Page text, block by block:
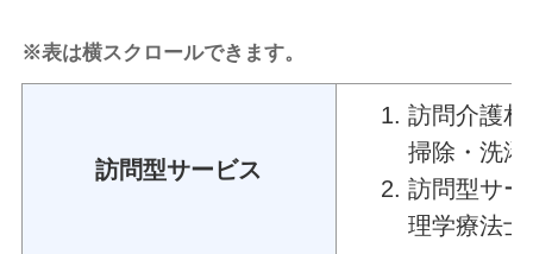
※表は横スクロールできます。
訪問型サービス
訪問介護
掃除・洗
訪問型サー
理学療法